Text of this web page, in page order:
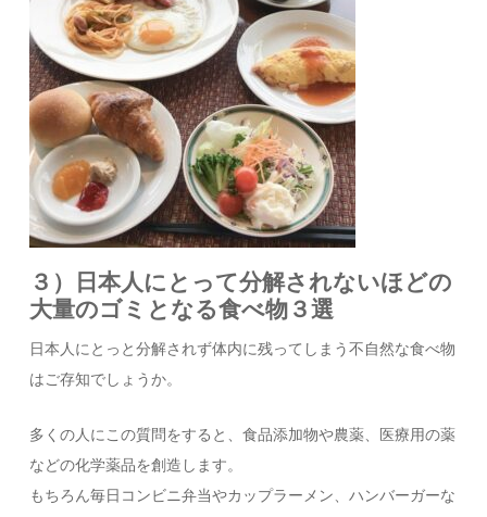
３）日本人にとって分解されないほどの
大量のゴミとなる食べ物３選
日本人にとっと分解されず体内に残ってしまう不自然な食べ物
はご存知でしょうか。
多くの人にこの質問をすると、食品添加物や農薬、医療用の薬
などの化学薬品を創造します。
もちろん毎日コンビニ弁当やカップラーメン、ハンバーガーな